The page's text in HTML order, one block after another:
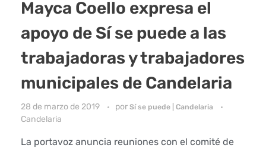
Mayca Coello expresa el
apoyo de Sí se puede a las
trabajadoras y trabajadores
municipales de Candelaria
28 de marzo de 2019 por Sí se puede | Candelaria
Candelaria
La portavoz anuncia reuniones con el comité de